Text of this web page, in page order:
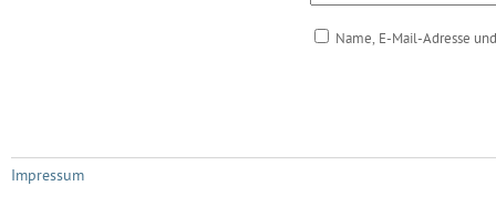
Name, E-Mail-Adresse
Impressum